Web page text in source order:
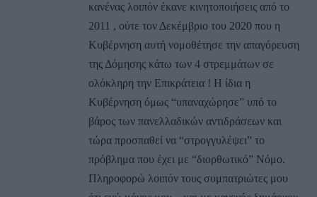
κανένας λοιπόν έκανε κινητοποιήσεις από το
2011 , ούτε τον Δεκέμβριο του 2020 που η
Κυβέρνηση αυτή νομοθέτησε την απαγόρευση
της Δόμησης κάτω των 4 στρεμμάτων σε
ολόκληρη την Επικράτεια ! Η ίδια η
Κυβέρνηση όμως “υπαναχώρησε” υπό το
βάρος των πανελλαδικών αντιδράσεων και
τώρα προσπαθεί να “στρογγυλέψει” το
πρόβλημα που έχει με “διορθωτικό” Νόμο.
Πληροφορώ λοιπόν τους συμπατριώτες μου